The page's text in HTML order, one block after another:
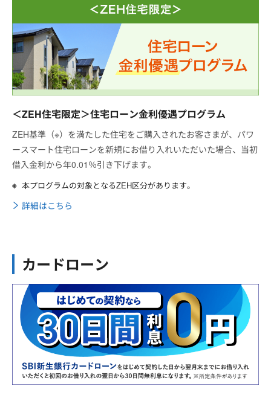
＜ZEH住宅限定＞住宅ローン金利優遇プログラム
ZEH基準（※）を満たした住宅をご購入されたお客さまが、パワ
ースマート住宅ローンを新規にお借り入れいただいた場合、当初
借入金利から年0.01％引き下げます。
本プログラムの対象となるZEH区分があります。
詳細はこちら
カードローン